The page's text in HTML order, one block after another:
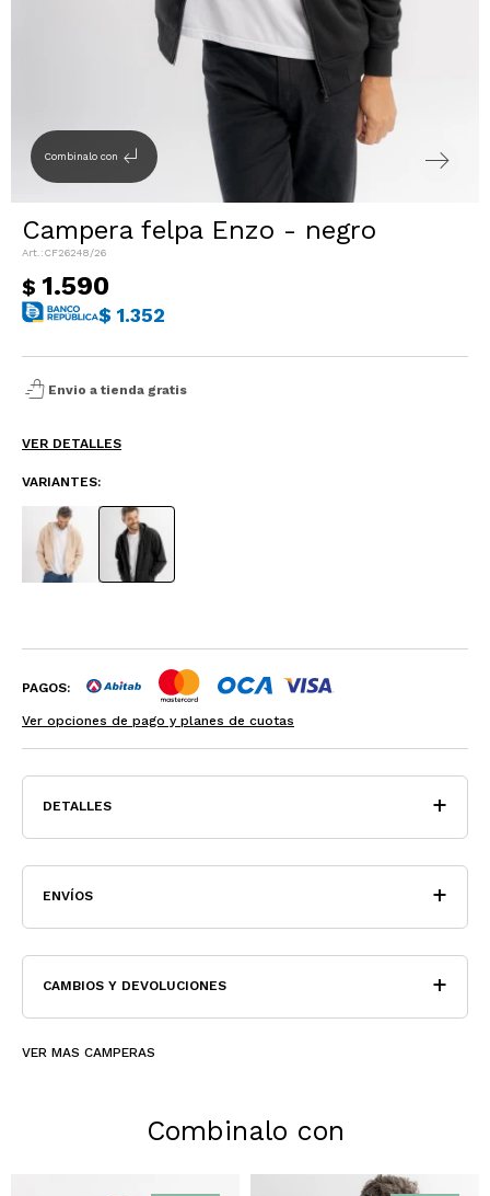
Combinalo con subdirectory_arrow_left
Campera felpa Enzo - negro
CF26248/26
$ 1.590
$ 1.352
shopping_bag_speed Envio a tienda gratis
VER DETALLES
VARIANTES:
PAGOS:
Ver opciones de pago y planes de cuotas
DETALLES
ENVÍOS
CAMBIOS Y DEVOLUCIONES
VER MAS CAMPERAS
Combinalo con
Ver todo
T-shirts y Tops